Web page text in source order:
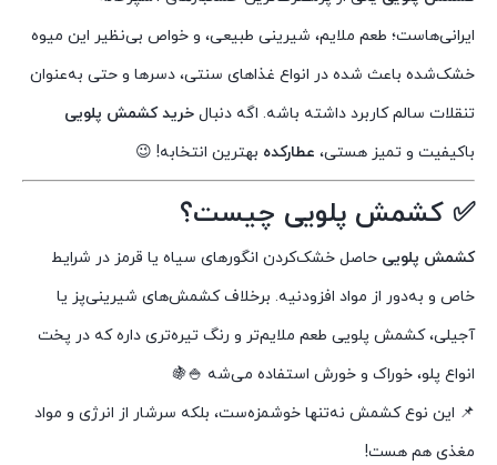
ایرانی‌هاست؛ طعم ملایم، شیرینی طبیعی، و خواص بی‌نظیر این میوه
خشک‌شده باعث شده در انواع غذاهای سنتی، دسرها و حتی به‌عنوان
تنقلات سالم کاربرد داشته باشه. اگه دنبال خرید کشمش پلویی
باکیفیت و تمیز هستی، عطارکده بهترین انتخابه! 😉
✅ کشمش پلویی چیست؟
کشمش پلویی حاصل خشک‌کردن انگورهای سیاه یا قرمز در شرایط
خاص و به‌دور از مواد افزودنیه. برخلاف کشمش‌های شیرینی‌پز یا
آجیلی، کشمش پلویی طعم ملایم‌تر و رنگ تیره‌تری داره که در پخت
انواع پلو، خوراک و خورش استفاده می‌شه 🍚🍇
📌 این نوع کشمش نه‌تنها خوشمزه‌ست، بلکه سرشار از انرژی و مواد
مغذی هم هست!